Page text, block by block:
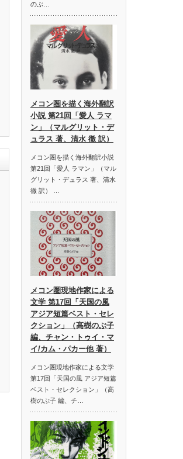
のぶ…
メコン圏を描く海外翻訳
小説 第21回「愛人 ラマ
ン」（マルグリット・デ
ュラス 著、清水 徹 訳）
メコン圏を描く海外翻訳小説
第21回「愛人 ラマン」（マル
グリット・デュラス 著、清水
徹 訳） …
メコン圏現地作家による
文学 第17回「天国の風
アジア短篇ベスト・セレ
クション」（高樹のぶ子
編、チャン・トゥイ・マ
イ/カム・パカー他 著）
メコン圏現地作家による文学
第17回「天国の風 アジア短篇
ベスト・セレクション」（高
樹のぶ子 編、チ…